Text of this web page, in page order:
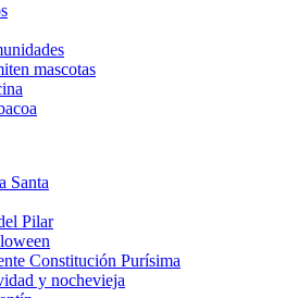
mascotas
Santa
Pilar
Constitución Purísima
y nochevieja